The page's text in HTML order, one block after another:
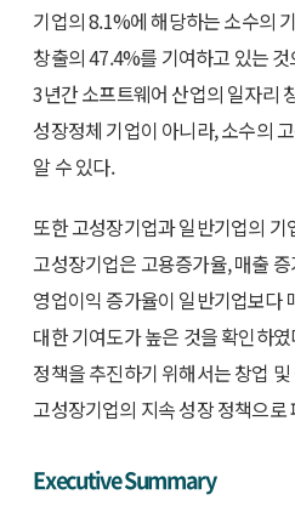
기업의 8.1%에 해당하는 소수의
창출의 47.4%를 기여하고 있는
3년간 소프트웨어 산업의 일자리
성장정체 기업이 아니라, 소수의
알 수 있다.
또한 고성장기업과 일반기업의 기
고성장기업은 고용증가율, 매출
영업이익 증가율이 일반기업보다
대한 기여도가 높은 것을 확인하
정책을 추진하기 위해서는 창업
고성장기업의 지속 성장 정책으
Executive Summary